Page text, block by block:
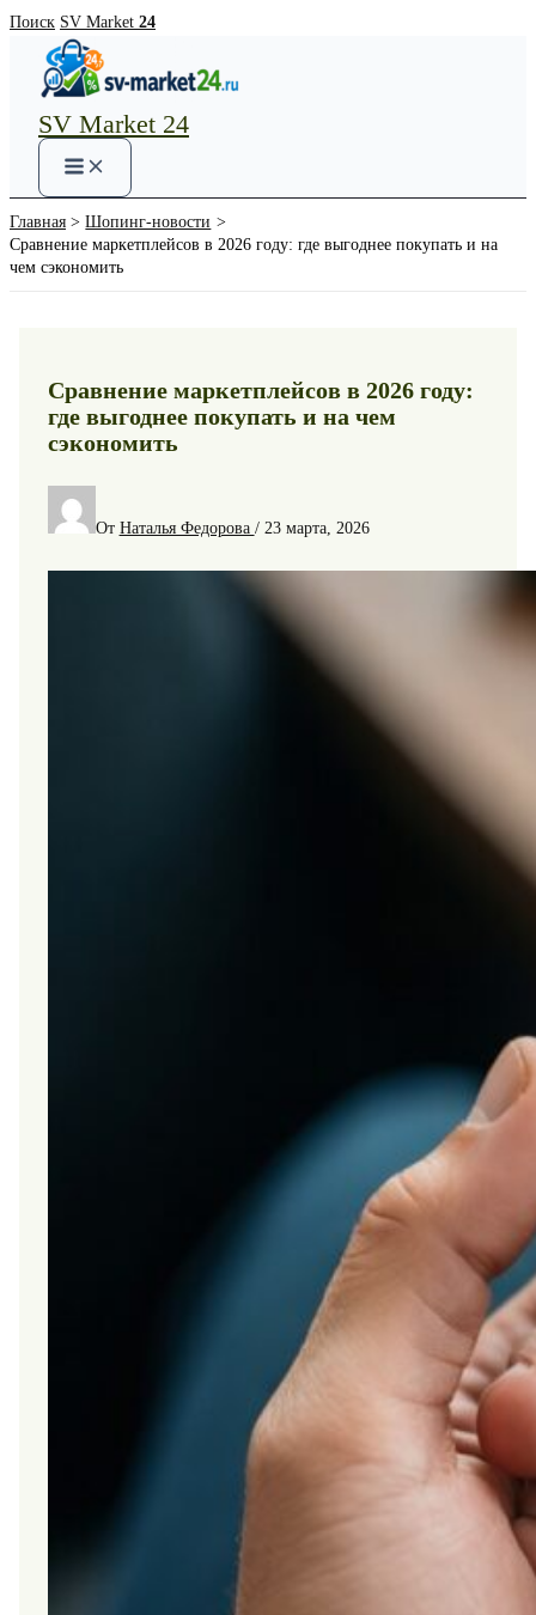
Перейти
содержимому
Поиск SV Market 24
SV Market 24
Main
Menu
Главная
Шопинг-новости
Сравнение маркетплейсов в 2026 году: где выгоднее покупать и на
чем сэкономить
Сравнение маркетплейсов в 2026 году:
где выгоднее покупать и на чем
сэкономить
От Наталья Федорова / 23 марта, 2026